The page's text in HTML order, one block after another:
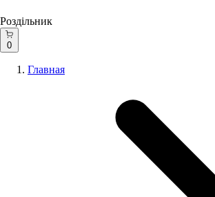
Роздільник
0
Главная